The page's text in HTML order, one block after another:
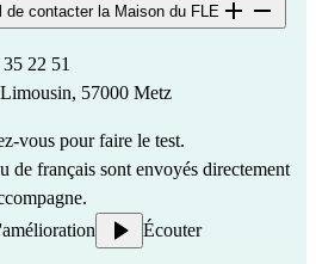
de contacter la Maison du FLE
22 51
57000 Metz
vous pour faire le test.
de français sont envoyés directement
Écouter